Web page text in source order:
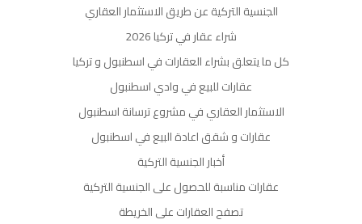
الجنسية التركية عن طريق الاستثمار العقاري
شراء عقار في تركيا 2026
كل ما يتعلق بشراء العقارات في اسطنبول و تركيا
عقارات للبيع في وادي اسطنبول
الاستثمار العقاري في مشروع ترسانة اسطنبول
عقارات و شقق اعادة البيع في اسطنبول
أخبار الجنسية التركية
عقارات مناسبة للحصول على الجنسية التركية
تصفح العقارات على الخريطة